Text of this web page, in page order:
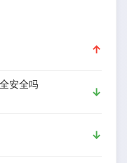
↑
安全吗
↓
↓